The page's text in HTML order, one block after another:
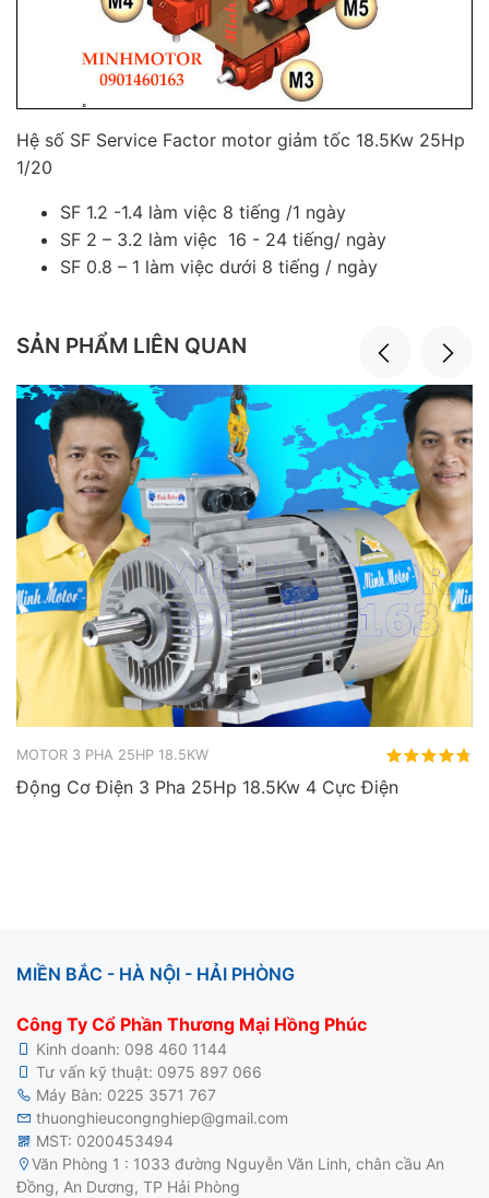
Hệ số SF Service Factor motor giảm tốc 18.5Kw 25Hp
1/20
SF 1.2 -1.4 làm việc 8 tiếng /1 ngày
SF 2 – 3.2 làm việc 16 - 24 tiếng/ ngày
SF 0.8 – 1 làm việc dưới 8 tiếng / ngày
SẢN PHẨM LIÊN QUAN
MOTOR 3 PHA 25HP 18.5KW
Động Cơ Điện 3 Pha 25Hp 18.5Kw 4 Cực Điện
MIỀN BẮC - HÀ NỘI - HẢI PHÒNG
Công Ty Cổ Phần Thương Mại Hồng Phúc
Kinh doanh: 098 460 1144
Tư vấn kỹ thuật: 0975 897 066
Máy Bàn: 0225 3571 767
thuonghieucongnghiep@gmail.com
MST: 0200453494
Văn Phòng 1 : 1033 đường Nguyễn Văn Linh, chân cầu An
Đồng, An Dương, TP Hải Phòng